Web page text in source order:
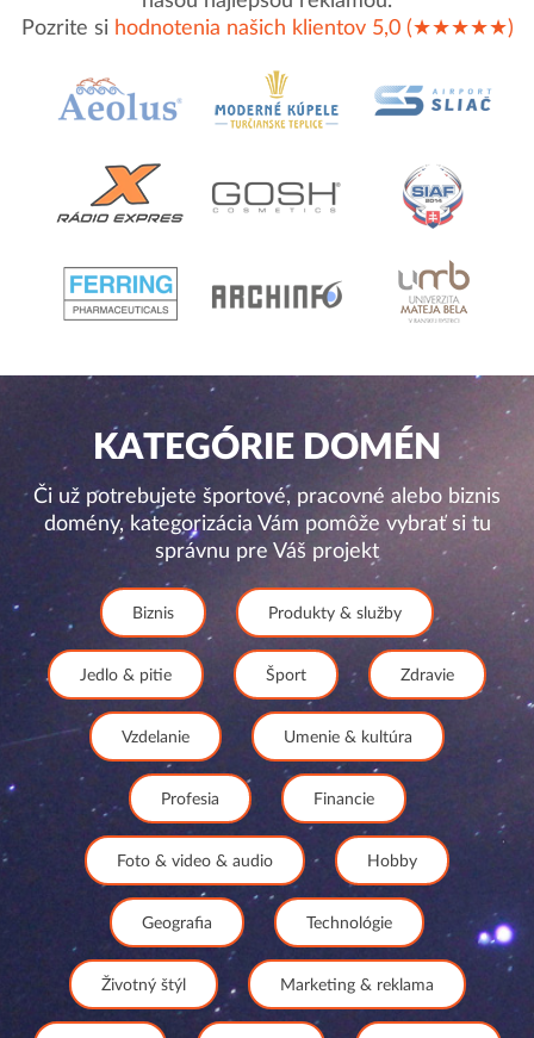
Pozrite si hodnotenia našich klientov 5,0 (★★★★★)
KATEGÓRIE DOMÉN
Či už potrebujete športové, pracovné alebo biznis
domény, kategorizácia Vám pomôže vybrať si tu
správnu pre Váš projekt
Biznis Produkty & služby
Jedlo & pitie Šport Zdravie
Vzdelanie Umenie & kultúra
Profesia Financie
Foto & video & audio Hobby
Geografia Technológie
Životný štýl Marketing & reklama